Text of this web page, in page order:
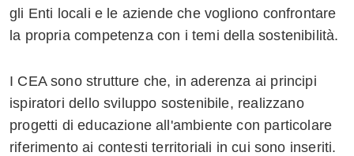
gli Enti locali e le aziende che vogliono confrontare
la propria competenza con i temi della sostenibilità.
I CEA sono strutture che, in aderenza ai principi
ispiratori dello sviluppo sostenibile, realizzano
progetti di educazione all'ambiente con particolare
riferimento ai contesti territoriali in cui sono inseriti.